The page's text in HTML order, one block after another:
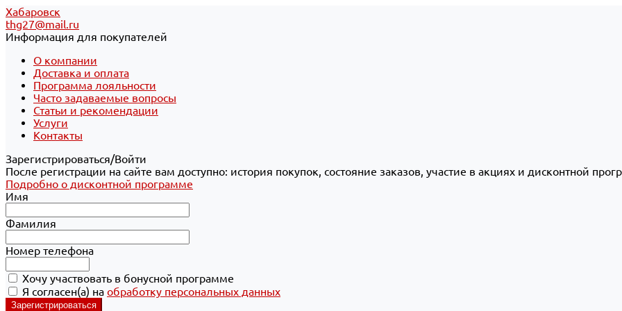
Хабаровск
thg27@mail.ru
Информация для покупателей
О компании
Доставка и оплата
Программа лояльности
Часто задаваемые вопросы
Статьи и рекомендации
Услуги
Контакты
Зарегистрироваться/Войти
После регистрации на сайте вам доступно: история покупок, состояние заказов, участие в акциях и дисконтной
Подробно о дисконтной программе
Имя
Фамилия
Номер телефона
Хочу участвовать в бонусной программе
Я согласен(а) на обработку персональных данных